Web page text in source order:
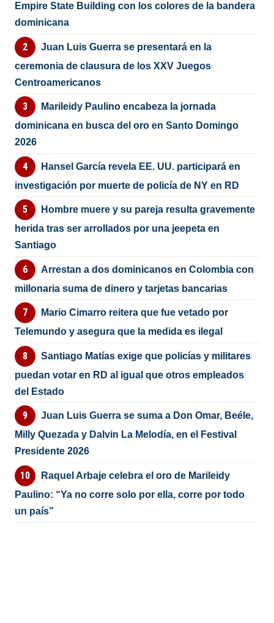
Empire State Building con los colores de la bandera
dominicana
Juan Luis Guerra se presentará en la
ceremonia de clausura de los XXV Juegos
Centroamericanos
Marileidy Paulino encabeza la jornada
dominicana en busca del oro en Santo Domingo
2026
Hansel García revela EE. UU. participará en
investigación por muerte de policía de NY en RD
Hombre muere y su pareja resulta gravemente
herida tras ser arrollados por una jeepeta en
Santiago
Arrestan a dos dominicanos en Colombia con
millonaria suma de dinero y tarjetas bancarias
Mario Cimarro reitera que fue vetado por
Telemundo y asegura que la medida es ilegal
Santiago Matías exige que policías y militares
puedan votar en RD al igual que otros empleados
del Estado
Juan Luis Guerra se suma a Don Omar, Beéle,
Milly Quezada y Dalvin La Melodía, en el Festival
Presidente 2026
Raquel Arbaje celebra el oro de Marileidy
Paulino: “Ya no corre solo por ella, corre por todo
un país”